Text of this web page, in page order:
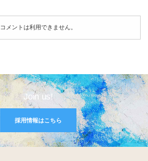
コメントは利用できません。
Join us!
採用情報はこちら